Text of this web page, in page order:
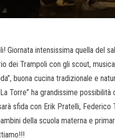
intensissima quella del
dei Trampoli con gli scout,
buona cucina tradizionale e
Torre” ha grandissime
sfida con Erik Pratelli, Federico
della scuola materna e